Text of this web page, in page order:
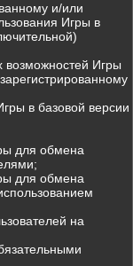
и/или
Игры в
Игры
в базовой версии
для обмена
для обмена
на